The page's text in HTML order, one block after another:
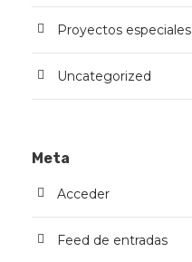
Proyectos especiales
Uncategorized
Meta
Acceder
Feed de entradas